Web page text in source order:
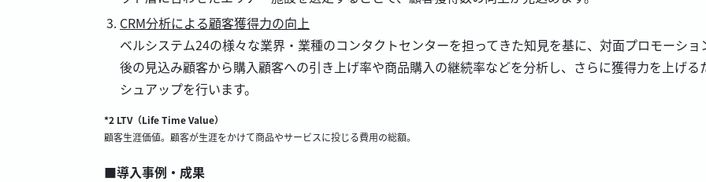
CRM分析による顧客獲得力の向上
ベルシステム24の様々な業界・業種のコンタクトセンターを担ってきた知見を基に、対面プロモーシ
後の見込み顧客から購入顧客への引き上げ率や商品購入の継続率などを分析し、さらに獲得力を上げ
シュアップを行います。
*2 LTV（Life Time Value）
顧客生涯価値。顧客が生涯をかけて商品やサービスに投じる費用の総額。
■導入事例・成果